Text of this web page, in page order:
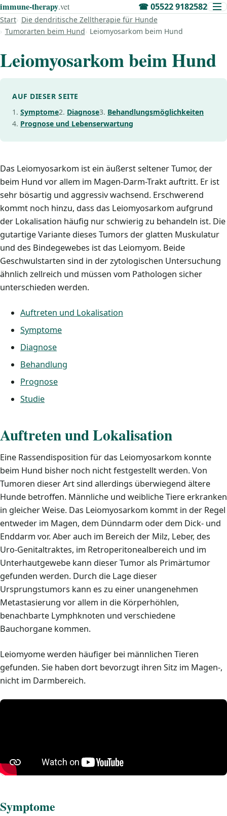
immune‑therapy.vet ☎05522 9182582
Start Die dendritische Zelltherapie für Hunde
Tumorarten beim Hund Leiomyosarkom beim Hund
Leiomyosarkom beim Hund
AUF DIESER SEITE
Symptome
Diagnose
Behandlungsmöglichkeiten
Prognose und Lebenserwartung
Das Leiomyosarkom ist ein äußerst seltener Tumor, der
beim Hund vor allem im Magen-Darm-Trakt auftritt. Er ist
sehr bösartig und aggressiv wachsend. Erschwerend
kommt noch hinzu, dass das Leiomyosarkom aufgrund
der Lokalisation häufig nur schwierig zu behandeln ist. Die
gutartige Variante dieses Tumors der glatten Muskulatur
und des Bindegewebes ist das Leiomyom. Beide
Geschwulstarten sind in der zytologischen Untersuchung
ähnlich zellreich und müssen vom Pathologen sicher
unterschieden werden.
Auftreten und Lokalisation
Symptome
Diagnose
Behandlung
Prognose
Studie
Auftreten und Lokalisation
Eine Rassendisposition für das Leiomyosarkom konnte
beim Hund bisher noch nicht festgestellt werden. Von
Tumoren dieser Art sind allerdings überwiegend ältere
Hunde betroffen. Männliche und weibliche Tiere erkranken
in gleicher Weise. Das Leiomyosarkom kommt in der Regel
entweder im Magen, dem Dünndarm oder dem Dick- und
Enddarm vor. Aber auch im Bereich der Milz, Leber, des
Uro-Genitaltraktes, im Retroperitonealbereich und im
Unterhautgewebe kann dieser Tumor als Primärtumor
gefunden werden. Durch die Lage dieser
Ursprungstumors kann es zu einer unangenehmen
Metastasierung vor allem in die Körperhöhlen,
benachbarte Lymphknoten und verschiedene
Bauchorgane kommen.
Leiomyome werden häufiger bei männlichen Tieren
gefunden. Sie haben dort bevorzugt ihren Sitz im Magen-,
nicht im Darmbereich.
Symptome